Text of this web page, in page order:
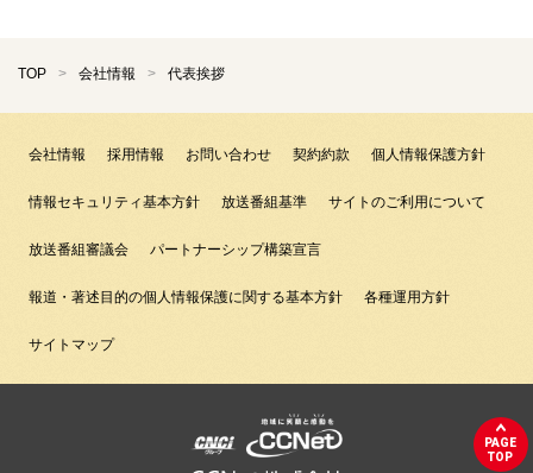
TOP 会社情報 代表挨拶
会社情報 採用情報 お問い合わせ 契約約款 個人情報保護方針
情報セキュリティ基本方針 放送番組基準 サイトのご利用について
放送番組審議会 パートナーシップ構築宣言
報道・著述目的の個人情報保護に関する基本方針 各種運用方針
サイトマップ
PAGE
TOP